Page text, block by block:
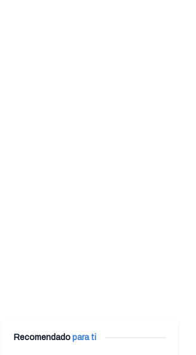
Recomendadopara ti